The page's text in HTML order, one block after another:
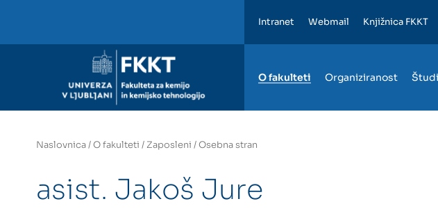
Intranet Webmail Knjižnica FKKT
O fakulteti Organiziranost
Naslovnica/O fakulteti / Zaposleni /Osebna stran
asist. Jakoš Jure